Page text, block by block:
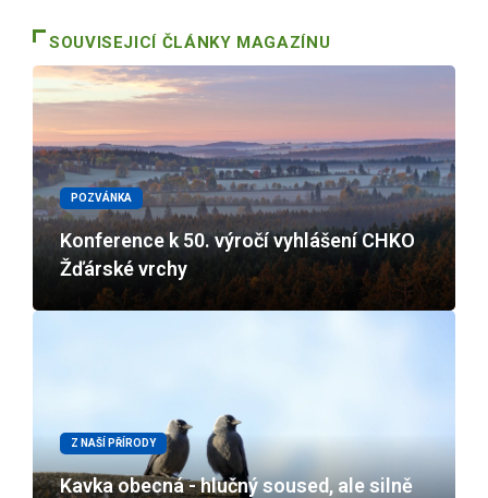
SOUVISEJICÍ ČLÁNKY MAGAZÍNU
POZVÁNKA
Konference k 50. výročí vyhlášení CHKO
Žďárské vrchy
Z NAŠÍ PŘÍRODY
Kavka obecná - hlučný soused, ale silně